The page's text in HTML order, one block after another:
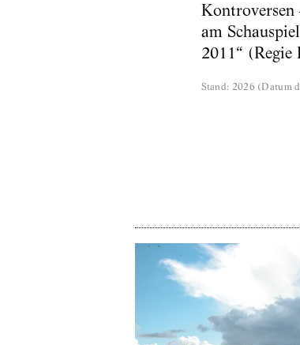
Kontroversen
am
2011“
Stand: 2026 (Datum